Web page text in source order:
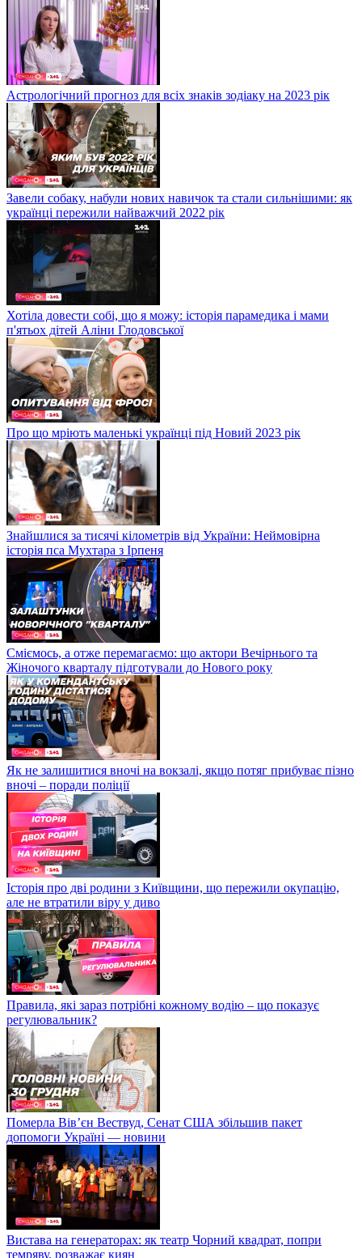
Астрологічний прогноз для всіх знаків зодіаку на 2023 рік
Завели собаку, набули нових навичок та стали сильнішими: як
українці пережили найважчий 2022 рік
Хотіла довести собі, що я можу: історія парамедика і мами
п'ятьох дітей Аліни Глодовської
Про що мріють маленькі українці під Новий 2023 рік
Знайшлися за тисячі кілометрів від України: Неймовірна
історія пса Мухтара з Ірпеня
Сміємось, а отже перемагаємо: що актори Вечірнього та
Жіночого кварталу підготували до Нового року
Як не залишитися вночі на вокзалі, якщо потяг прибуває пізно
вночі – поради поліції
Історія про дві родини з Київщини, що пережили окупацію,
але не втратили віру у диво
Правила, які зараз потрібні кожному водію – що показує
регулювальник?
Померла Вівʼєн Вествуд, Сенат США збільшив пакет
допомоги Україні — новини
Вистава на генераторах: як театр Чорний квадрат, попри
темряву, розважає киян